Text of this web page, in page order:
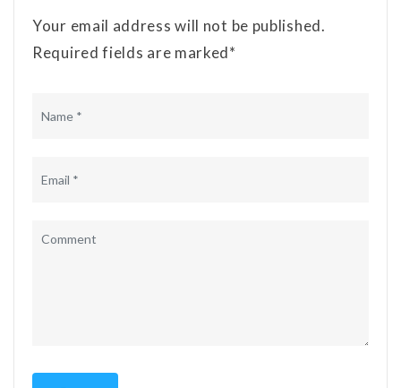
Your email address will not be published.
Required fields are marked*